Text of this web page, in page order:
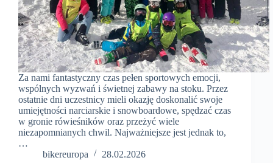
Za nami fantastyczny czas pełen sportowych emocji,
wspólnych wyzwań i świetnej zabawy na stoku. Przez
ostatnie dni uczestnicy mieli okazję doskonalić swoje
umiejętności narciarskie i snowboardowe, spędzać czas
w gronie rówieśników oraz przeżyć wiele
niezapomnianych chwil. Najważniejsze jest jednak to,
…
bikereuropa
28.02.2026